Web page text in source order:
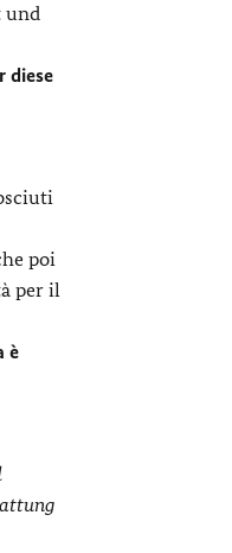
und
diese
poi
per il
è